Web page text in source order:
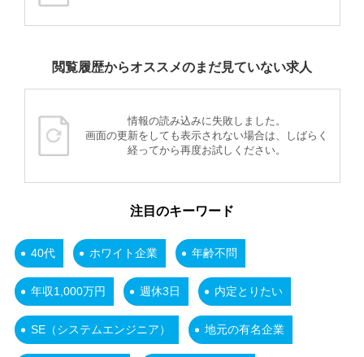
閲覧履歴からオススメのまだ見ていない求人
情報の読み込みに失敗しました。
画面の更新をしても表示されない場合は、しばらく
経ってから再度お試しください。
注目のキーワード
40代 ホワイト企業 年齢不問
年収1,000万円 週休3日 内定とりたい
SE（システムエンジニア） 地元の有名企業